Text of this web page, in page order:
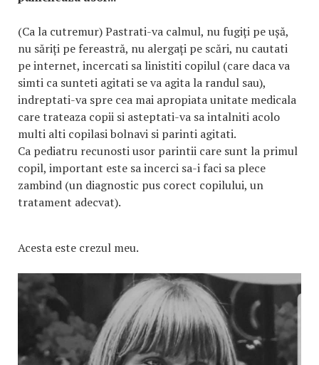
(Ca la cutremur) Pastrati-va calmul, nu fugiți pe ușă,
nu săriți pe fereastră, nu alergați pe scări, nu cautati
pe internet, incercati sa linistiti copilul (care daca va
simti ca sunteti agitati se va agita la randul sau),
indreptati-va spre cea mai apropiata unitate medicala
care trateaza copii si asteptati-va sa intalniti acolo
multi alti copilasi bolnavi si parinti agitati.
Ca pediatru recunosti usor parintii care sunt la primul
copil, important este sa incerci sa-i faci sa plece
zambind (un diagnostic pus corect copilului, un
tratament adecvat).
Acesta este crezul meu.